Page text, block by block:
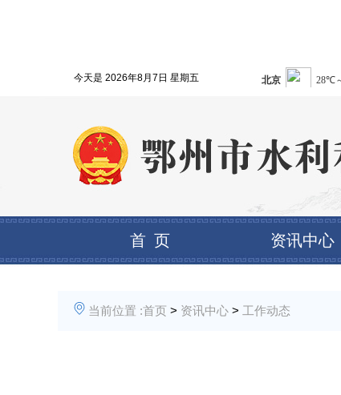
今天是 2026年8月7日 星期五
首 页 资讯中心
当前位置 :首页 > 资讯中心 > 工作动态